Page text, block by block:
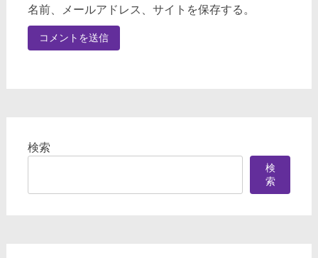
名前、メールアドレス、サイトを保存する。
検索
検
索